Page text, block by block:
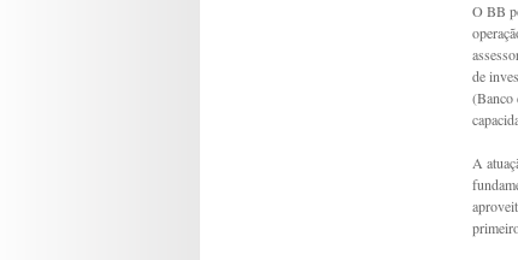
O BB
de
(Banco
A